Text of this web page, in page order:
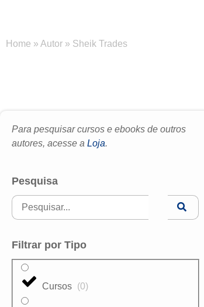
Home » Autor » Sheik Trades
Para pesquisar cursos e ebooks de outros
autores, acesse a Loja.
Pesquisa
Filtrar por Tipo
Cursos (0)